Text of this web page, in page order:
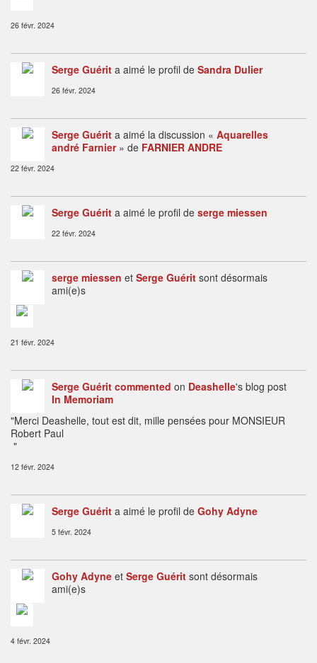
26 févr. 2024
Serge Guérit a aimé le profil de Sandra Dulier
26 févr. 2024
Serge Guérit a aimé la discussion « Aquarelles
andré Farnier» de FARNIER ANDRE
22 févr. 2024
Serge Guérit a aimé le profil de serge miessen
22 févr. 2024
serge miessen et Serge Guérit sont désormais
ami(e)s
21 févr. 2024
Serge Guérit commented on Deashelle's blog post
In Memoriam
"Merci Deashelle, tout est dit, mille pensées pour MONSIEUR
Robert Paul
"
12 févr. 2024
Serge Guérit a aimé le profil de Gohy Adyne
5 févr. 2024
Gohy Adyne et Serge Guérit sont désormais
ami(e)s
4 févr. 2024